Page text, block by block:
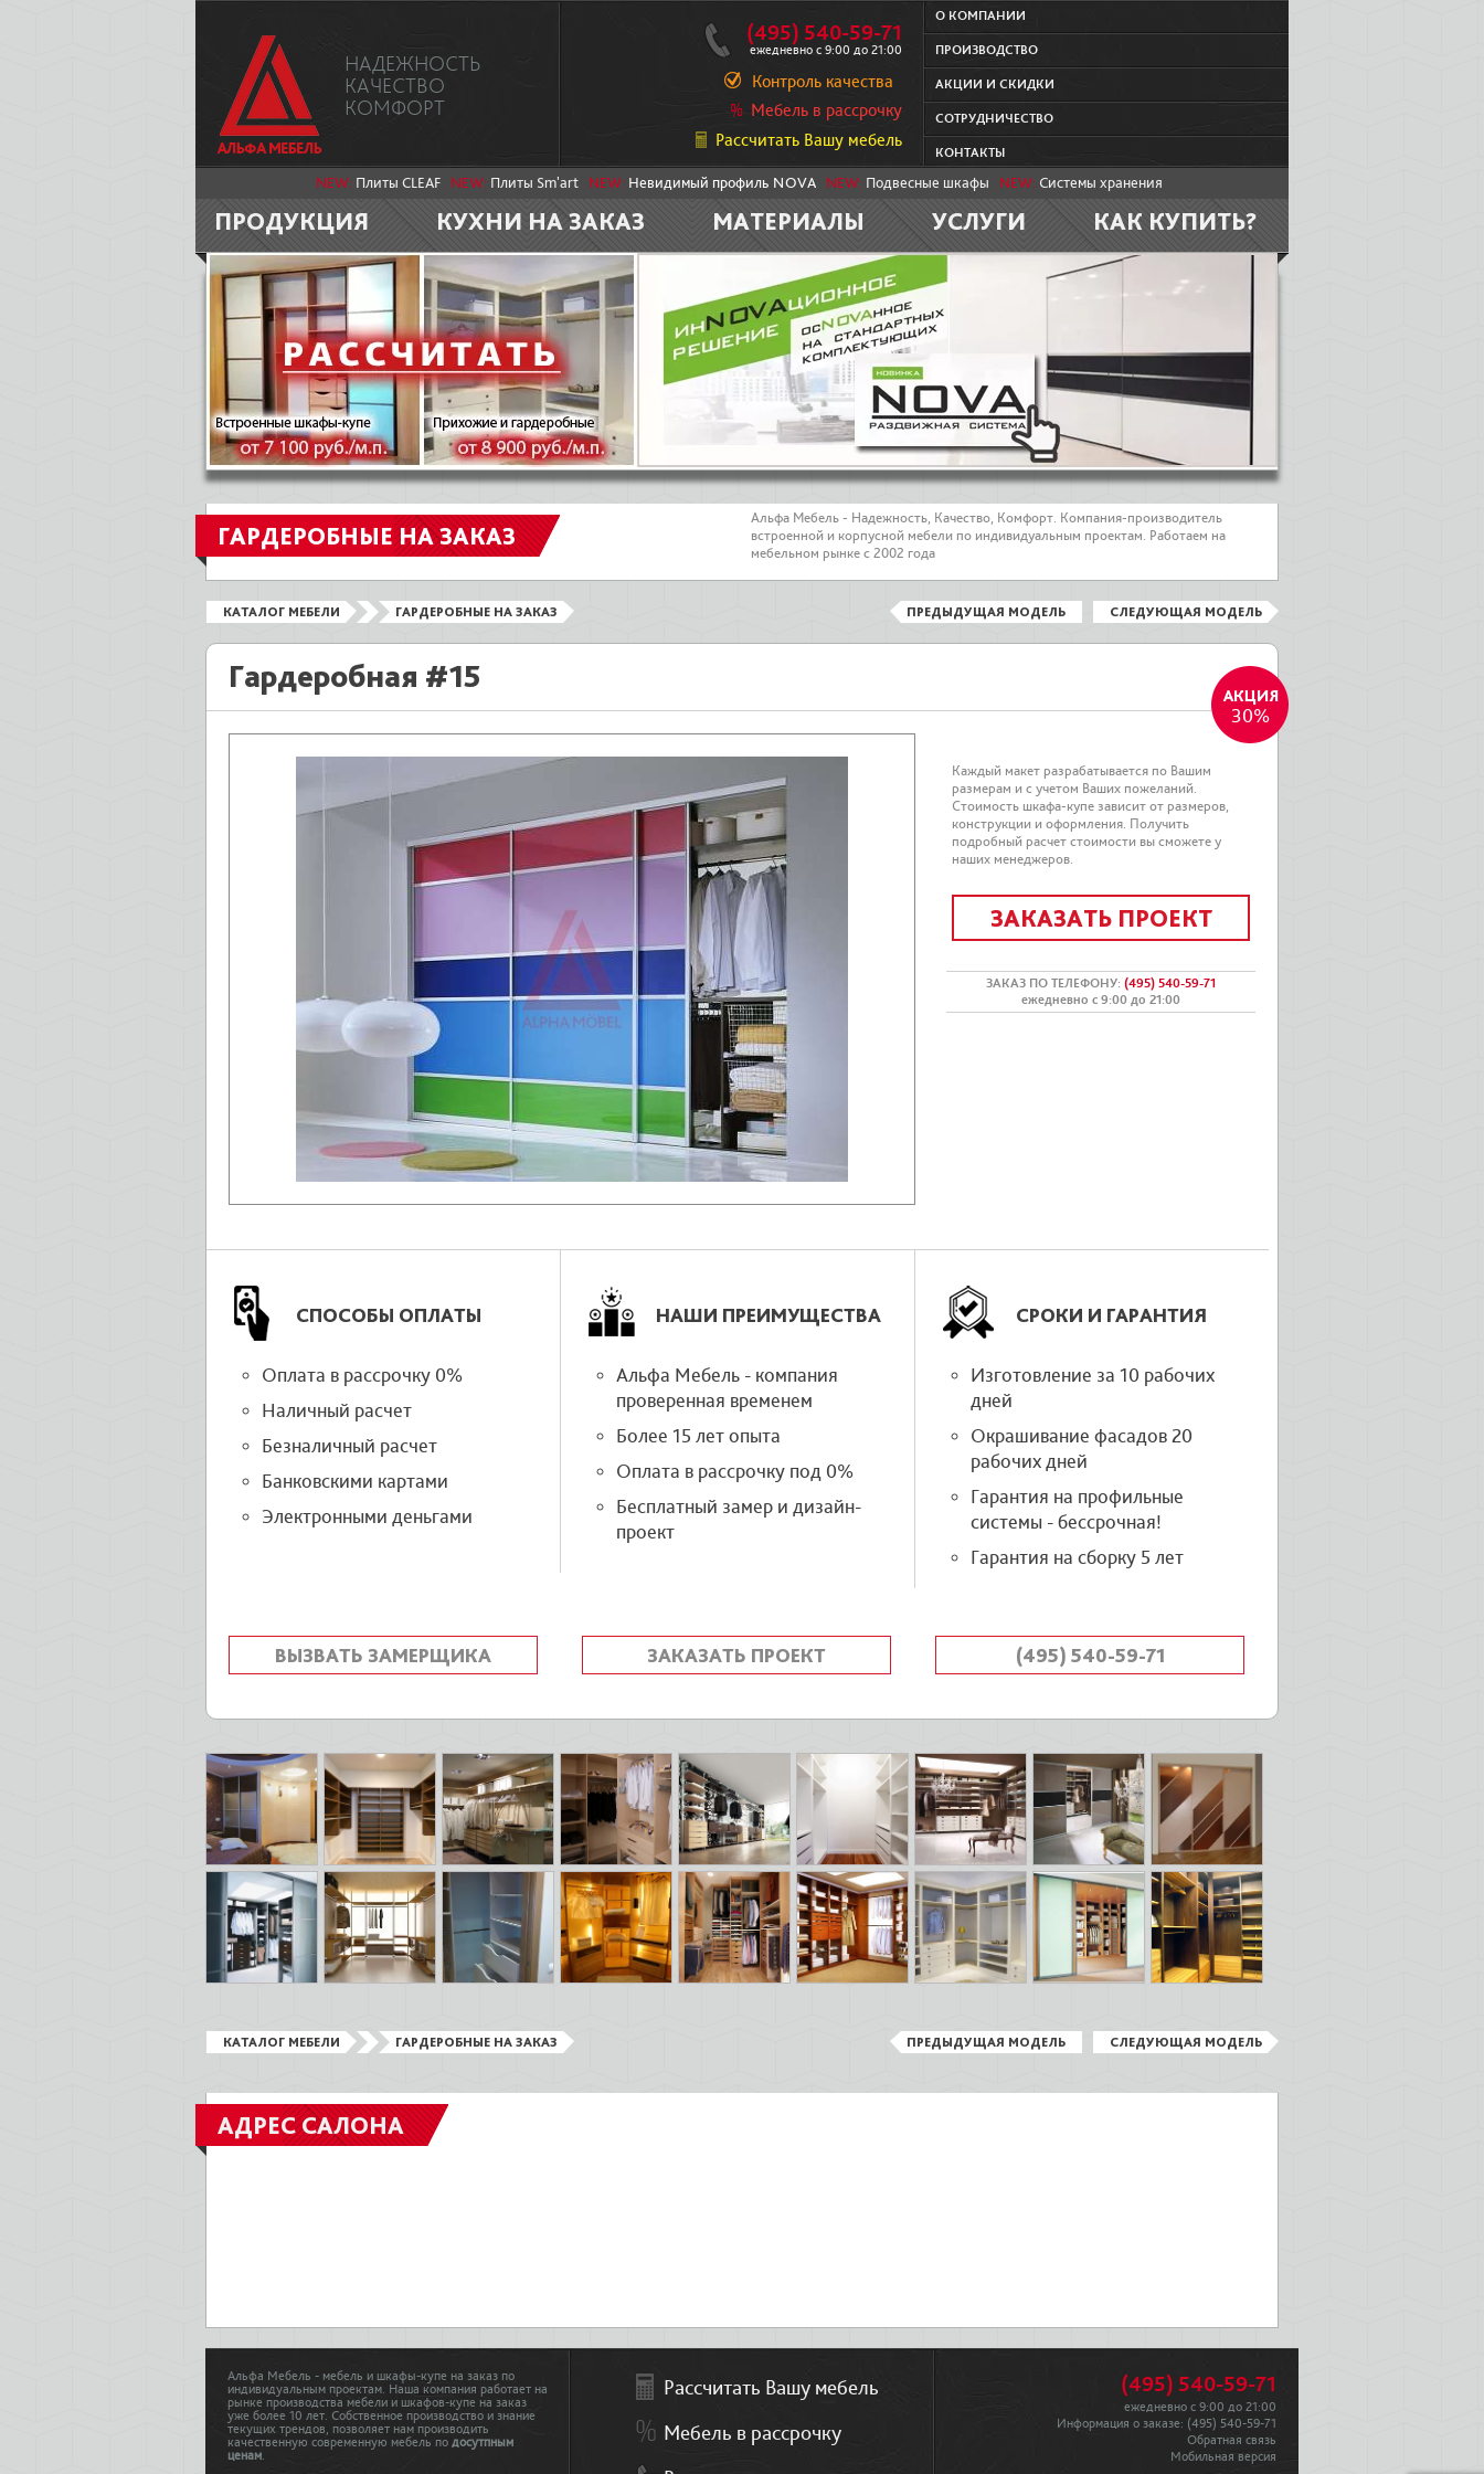
НАДЕЖНОСТЬ
КАЧЕСТВО
КОМФОРТ
(495) 540-59-71
ежедневно с 9:00 до 21:00
Контроль качества
Мебель в рассрочку
Рассчитать Вашу мебель
О КОМПАНИИ
ПРОИЗВОДСТВО
АКЦИИ И СКИДКИ
СОТРУДНИЧЕСТВО
КОНТАКТЫ
NEW: Плиты CLEAF NEW: Плиты Sm'art NEW: Невидимый профиль NOVA NEW: Подвесные шкафы NEW: Системы хранения
ПРОДУКЦИЯ КУХНИ НА ЗАКАЗ МАТЕРИАЛЫ УСЛУГИ КАК КУПИТЬ?
ГАРДЕРОБНЫЕ НА ЗАКАЗ
Альфа Мебель - Надежность, Качество, Комфорт. Компания-производитель
встроенной и корпусной мебели по индивидуальным проектам. Работаем на
мебельном рынке с 2002 года
КАТАЛОГ МЕБЕЛИ ГАРДЕРОБНЫЕ НА ЗАКАЗ ПРЕДЫДУЩАЯ МОДЕЛЬ СЛЕДУЮЩАЯ МОДЕЛЬ
Гардеробная #15
Каждый макет разрабатывается по Вашим
размерам и с учетом Ваших пожеланий.
Стоимость шкафа-купе зависит от размеров,
конструкции и оформления. Получить
подробный расчет стоимости вы сможете у
наших менеджеров.
ЗАКАЗАТЬ ПРОЕКТ
ЗАКАЗ ПО ТЕЛЕФОНУ: (495) 540-59-71
ежедневно с 9:00 до 21:00
30%
СПОСОБЫ ОПЛАТЫ
Оплата в рассрочку 0%
Наличный расчет
Безналичный расчет
Банковскими картами
Электронными деньгами
НАШИ ПРЕИМУЩЕСТВА
Альфа Мебель - компания
проверенная временем
Более 15 лет опыта
Оплата в рассрочку под 0%
Бесплатный замер и дизайн-
проект
СРОКИ И ГАРАНТИЯ
Изготовление за 10 рабочих
дней
Окрашивание фасадов 20
рабочих дней
Гарантия на профильные
системы - бессрочная!
Гарантия на сборку 5 лет
ВЫЗВАТЬ ЗАМЕРЩИКА ЗАКАЗАТЬ ПРОЕКТ (495) 540-59-71
КАТАЛОГ МЕБЕЛИ ГАРДЕРОБНЫЕ НА ЗАКАЗ ПРЕДЫДУЩАЯ МОДЕЛЬ СЛЕДУЮЩАЯ МОДЕЛЬ
АДРЕС САЛОНА
Альфа Мебель - мебель и шкафы-купе на заказ по
индивидуальным проектам. Наша компания работает на
рынке производства мебели и шкафов-купе на заказ
уже более 10 лет. Собственное производство и знание
текущих трендов, позволяет нам производить
качественную современную мебель по досутпным
ценам.
Рассчитать Вашу мебель
Мебель в рассрочку
(495) 540-59-71
ежедневно с 9:00 до 21:00
Информация о заказе: (495) 540-59-71
Обратная связь
Мобильная версия